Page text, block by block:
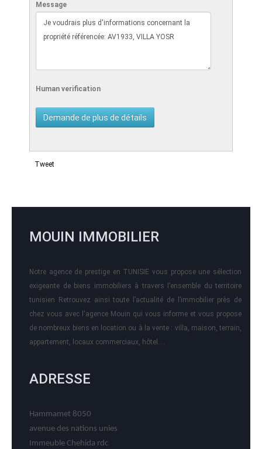
Message
Human verification
Tweet
MOUIN IMMOBILIER
Notre agence de prestige en TUNISIE vous propose une sélection
exigeante de biens immobiliers à travers l’ensemble du territoire
tunisien Retrouvez ainsi toute l’actualité de l’immobilier près de
chez vous avec l'agence Mouin qui vous informe et vous propose
de nombreux biens en location ou à la vente : villa, maison, terrain,
appartement, locaux commerciaux, hôtel….
ADRESSE
Hammamet 8050
avenue des nations unies
Immeuble Chehida rdc